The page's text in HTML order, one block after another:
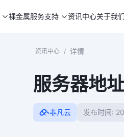
裸金属服务支持 资讯中心关于我
资讯中心 / 详情
服务器地
非凡云 发布时间: